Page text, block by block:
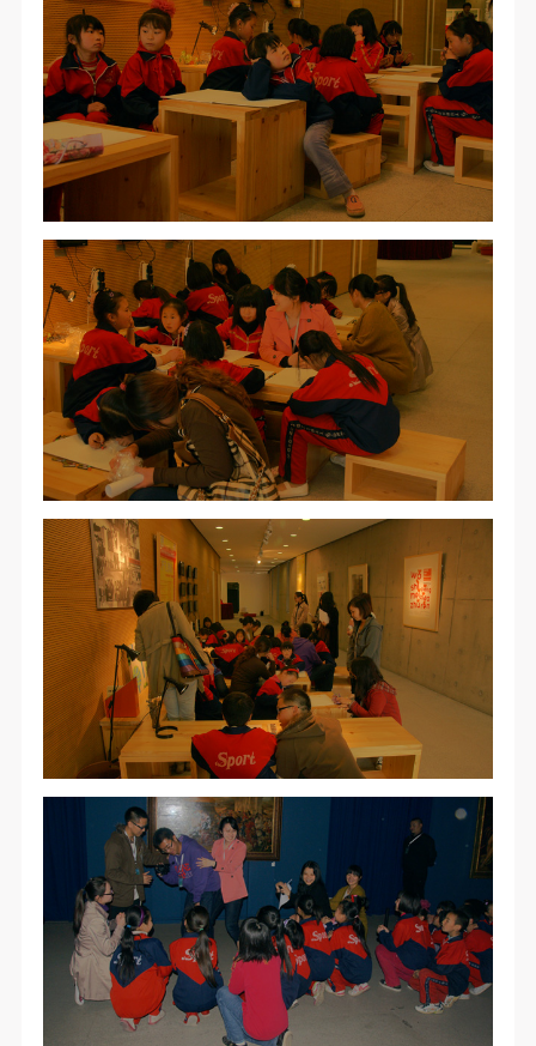
附则
（1）、本协议未尽事宜，经双方友好协商后可作为
本协议的补充协议，并不得违反相关法律法规规定。
（2）、本协议自甲乙双方签字（盖章）、勾选之日
起生效。
（3）、本协议包括纸质档和电子档，纸质档—式二
份，甲乙双方各执一份，均具有同等法律效力。
活动参与者意味着接受并承担本协议的全部义务，未
同意者意味着放弃参加此次活动的权利。凡参加这次
活动前，必须事先与自己的家属沟通，取得家属同
意，同时知晓并同意本免责声明。参加者签名/勾选
后，视作其家属也已知晓并同意。
我已认真阅读上述条款，并且同意。
附则
（1）、本协议未尽事宜，经双方友好协商后可作为
本协议的补充协议，并不得违反相关法律法规规定。
（2）、本协议自甲乙双方签字（盖章）、勾选之日
起生效。
（3）、本协议包括纸质档和电子档，纸质档—式二
份，甲乙双方各执一份，均具有同等法律效力。
活动参与者意味着接受并承担本协议的全部义务，未
同意者意味着放弃参加此次活动的权利。凡参加这次
活动前，必须事先与自己的家属沟通，取得家属同
意，同时知晓并同意本免责声明。参加者签名/勾选
后，视作其家属也已知晓并同意。
我已认真阅读上述条款，并且同意。
附则
（1）、本协议未尽事宜，经双方友好协商后可作为
本协议的补充协议，并不得违反相关法律法规规定。
（2）、本协议自甲乙双方签字（盖章）、勾选之日
起生效。
（3）、本协议包括纸质档和电子档，纸质档—式二
份，甲乙双方各执一份，均具有同等法律效力。
活动参与者意味着接受并承担本协议的全部义务，未
同意者意味着放弃参加此次活动的权利。凡参加这次
活动前，必须事先与自己的家属沟通，取得家属同
意，同时知晓并同意本免责声明。参加者签名/勾选
后，视作其家属也已知晓并同意。
我已认真阅读上述条款，并且同意。
快捷登录 帐号密码登录
手机号码
发送验证码
手机号码将作为您的登录账号
验证码
登录
可使用雅昌艺术网会员账户登录